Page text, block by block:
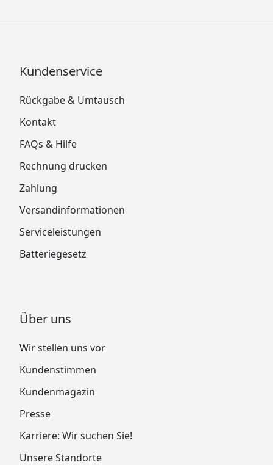
Kundenservice
Rückgabe & Umtausch
Kontakt
FAQs & Hilfe
Rechnung drucken
Zahlung
Versandinformationen
Serviceleistungen
Batteriegesetz
Über uns
Wir stellen uns vor
Kundenstimmen
Kundenmagazin
Presse
Karriere: Wir suchen Sie!
Unsere Standorte